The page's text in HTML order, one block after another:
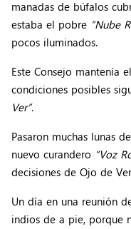
manadas de búfalos
estaba el pobre “Nube
pocos iluminados.
Este Consejo mantenía
condiciones posibles
Ver”.
Pasaron muchas lunas
nuevo curandero “Voz
decisiones de Ojo de
Un día en una reunión
indios de a pie, porque